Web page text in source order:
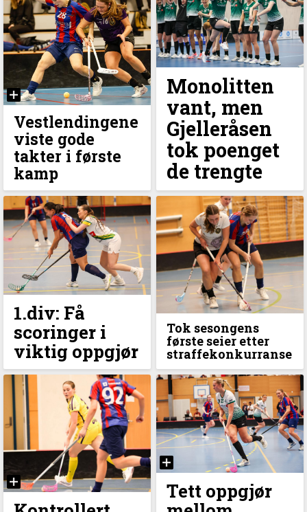
Vestlendingene
viste gode
takter i første
kamp
Monolitten
vant, men
Gjelleråsen
tok poenget
de trengte
1.div: Få
scoringer i
viktig oppgjør
Tok sesongens
første seier etter
straffekonkurranse
Tett oppgjør